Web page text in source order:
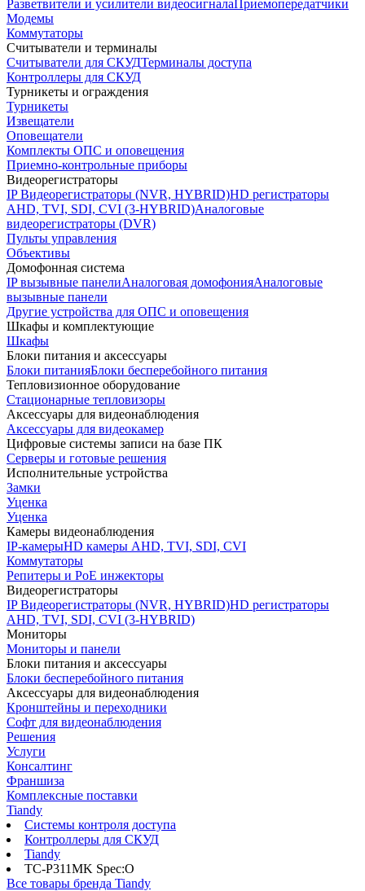
Разветвители и усилители видеосигналаПриемопередатчики
Модемы
Коммутаторы
Считыватели и терминалы
Считыватели для СКУДТерминалы доступа
Контроллеры для СКУД
Турникеты и ограждения
Турникеты
Извещатели
Оповещатели
Комплекты ОПС и оповещения
Приемно-контрольные приборы
Видеорегистраторы
IP Видеорегистраторы (NVR, HYBRID)HD регистраторы
AHD, TVI, SDI, CVI (3-HYBRID)Аналоговые
видеорегистраторы (DVR)
Пульты управления
Объективы
Домофонная система
IP вызывные панелиАналоговая домофонияАналоговые
вызывные панели
Другие устройства для ОПС и оповещения
Шкафы и комплектующие
Шкафы
Блоки питания и аксессуары
Блоки питанияБлоки бесперебойного питания
Тепловизионное оборудование
Стационарные тепловизоры
Аксессуары для видеонаблюдения
Аксессуары для видеокамер
Цифровые системы записи на базе ПК
Серверы и готовые решения
Исполнительные устройства
Замки
Уценка
Уценка
Камеры видеонаблюдения
IP-камерыHD камеры AHD, TVI, SDI, CVI
Коммутаторы
Репитеры и PoE инжекторы
Видеорегистраторы
IP Видеорегистраторы (NVR, HYBRID)HD регистраторы
AHD, TVI, SDI, CVI (3-HYBRID)
Мониторы
Мониторы и панели
Блоки питания и аксессуары
Блоки бесперебойного питания
Аксессуары для видеонаблюдения
Кронштейны и переходники
Софт для видеонаблюдения
Решения
Услуги
Консалтинг
Франшиза
Комплексные поставки
Tiandy
Системы контроля доступа
Контроллеры для СКУД
Tiandy
TC-P311MK Spec:O
Все товары бренда Tiandy